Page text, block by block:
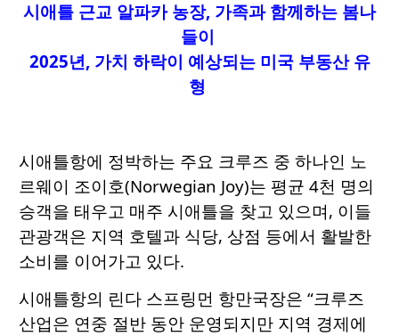
시애틀 근교 알파카 농장, 가족과 함께하는 봄나
들이
2025년, 가치 하락이 예상되는 미국 부동산 유
형
시애틀항에 정박하는 주요 크루즈 중 하나인 노
르웨이 조이호(Norwegian Joy)는 평균 4천 명의
승객을 태우고 매주 시애틀을 찾고 있으며, 이들
관광객은 지역 호텔과 식당, 상점 등에서 활발한
소비를 이어가고 있다.
시애틀항의 린다 스프링먼 항만국장은 “크루즈
산업은 연중 절반 동안 운영되지만 지역 경제에